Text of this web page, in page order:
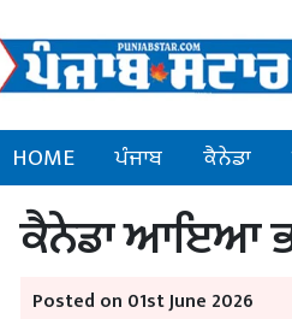
HOME ਪੰਜਾਬ ਕੈਨੇਡਾ
ਕੈਨੇਡਾ ਆਇਆ
Posted on 01st June 2026